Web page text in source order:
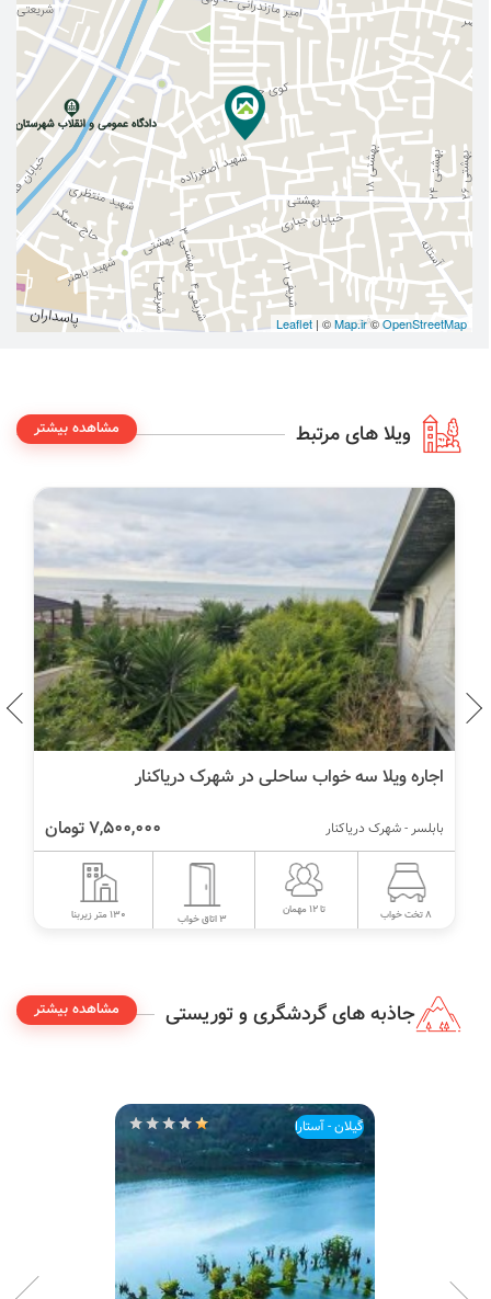
Leaflet | ©Map.ir©OpenStreetMap
ویلا های مرتبط مشاهده بیشتر
اجاره ویلا سه خواب ساحلی در شهرک دریاکنار
7,500,000 تومان بابلسر - شهرک دریاکنار
8 تخت خواب تا 12 مهمان
3 اتاق خواب 130 متر زیربنا
جاذبه های گردشگری و توریستی مشاهده بیشتر
گیلان - آستارا